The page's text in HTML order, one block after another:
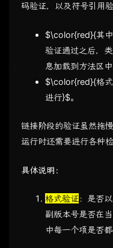
码验证，以及符号引用验
$\color{red}{其中
验证通过之后，
息加载到方法区中
$\color{red}{格式
进行}$。
链接阶段的验证虽然拖
运行时还需要进行各种
具体说明：
格式验证：是否
副版本号是否在
中每一个项是否